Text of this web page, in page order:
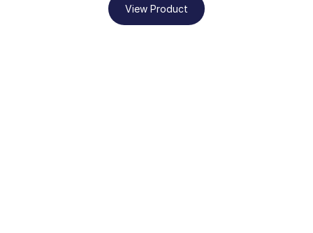
View Product